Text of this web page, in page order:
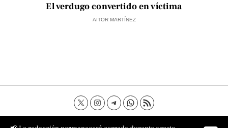
El verdugo convertido en víctima
AITOR MARTÍNEZ
Contacto Aviso Legal Política de privacidad